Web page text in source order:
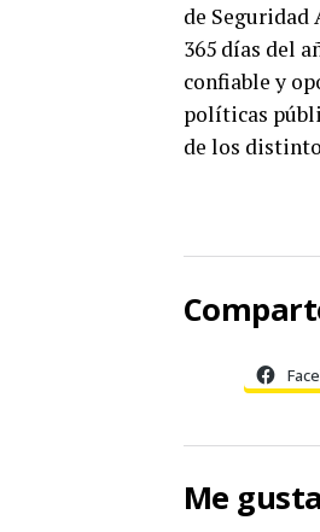
de Seguridad
365 días del
confiable y
políticas
de los
Me